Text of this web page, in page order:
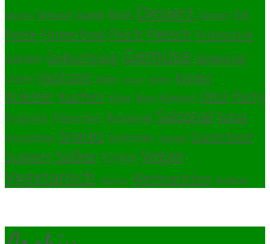
Alkohol Amuse Guele Brot Dessert Dinner Eis
Feste Fingerfood Fisch Fleisch Frühstück
Garten Geburtstag Gemüse Gewürze
Grillen Hochzeit Italien Joghurt Kaffee Kinder
Kräuter Kuchen Käse Non-Alkohol Obst Party
Picknick Plätzchen Regional Saisonal Salat
Smoothies Snacks Sommer Spargel Superfood
Suppen Süßes Torten Vegan
Vegetarisch Wasser Weihnachten Weltweit